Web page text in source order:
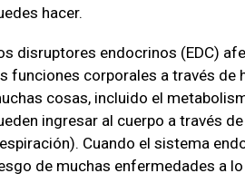
hacer.
disruptores endocrinos (EDC)
funciones corporales a través
cosas, incluido el
ingresar al cuerpo a través
Cuando el sistema
de muchas enfermedades a